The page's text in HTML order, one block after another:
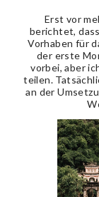
Erst vor
berichtet,
Vorhaben für
der erste
vorbei, aber
teilen.
an der